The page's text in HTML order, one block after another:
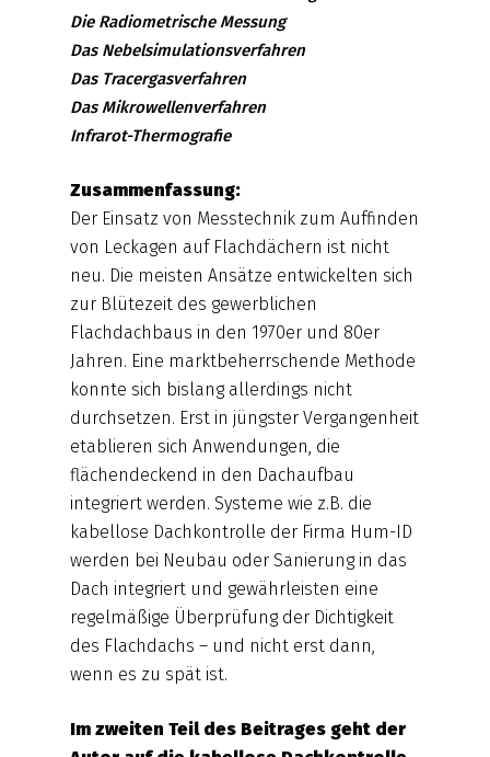
Die Radiometrische Messung
Das Nebelsimulationsverfahren
Das Tracergasverfahren
Das Mikrowellenverfahren
Infrarot-Thermografie
Zusammenfassung:
Der Einsatz von Messtechnik zum Auffinden
von Leckagen auf Flachdächern ist nicht
neu. Die meisten Ansätze entwickelten sich
zur Blütezeit des gewerblichen
Flachdachbaus in den 1970er und 80er
Jahren. Eine marktbeherrschende Methode
konnte sich bislang allerdings nicht
durchsetzen. Erst in jüngster Vergangenheit
etablieren sich Anwendungen, die
flächendeckend in den Dachaufbau
integriert werden. Systeme wie z.B. die
kabellose Dachkontrolle der Firma Hum-ID
werden bei Neubau oder Sanierung in das
Dach integriert und gewährleisten eine
regelmäßige Überprüfung der Dichtigkeit
des Flachdachs – und nicht erst dann,
wenn es zu spät ist.
Im zweiten Teil des Beitrages geht der